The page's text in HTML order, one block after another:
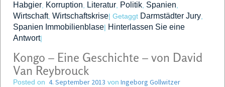
Habgier Korruption Literatur Politik Spanien
Wirtschaft, Wirtschaftskrise| Getaggt Darmstädter Jury
Spanien Immobilienblase| Hinterlassen Sie eine
Antwort|
Kongo – Eine Geschichte – von David
Van Reybrouck
Posted on 4. September 2013 von Ingeborg Gollwitzer